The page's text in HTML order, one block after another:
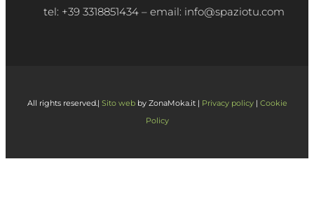
tel: +39 3318851434 – email: info@spaziotu.com
All rights reserved.| Sito webby ZonaMoka.it | Privacy policy| Cookie
Policy